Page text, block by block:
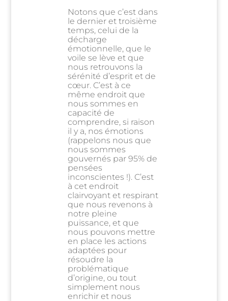
Notons que c’est dans
le dernier et troisième
temps, celui de la
décharge
émotionnelle, que le
voile se lève et que
nous retrouvons la
sérénité d’esprit et de
cœur. C’est à ce
même endroit que
nous sommes en
capacité de
comprendre, si raison
il y a, nos émotions
(rappelons nous que
nous sommes
gouvernés par 95% de
pensées
inconscientes !). C’est
à cet endroit
clairvoyant et respirant
que nous revenons à
notre pleine
puissance, et que
nous pouvons mettre
en place les actions
adaptées pour
résoudre la
problématique
d’origine, ou tout
simplement nous
enrichir et nous